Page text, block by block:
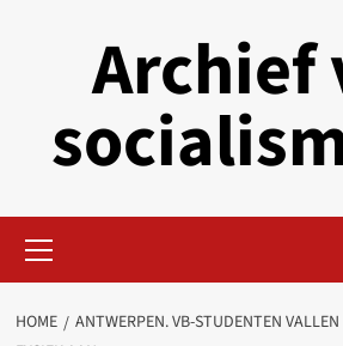
Archief
Menu
HOME
ANTWERPEN. VB-STUDENTEN